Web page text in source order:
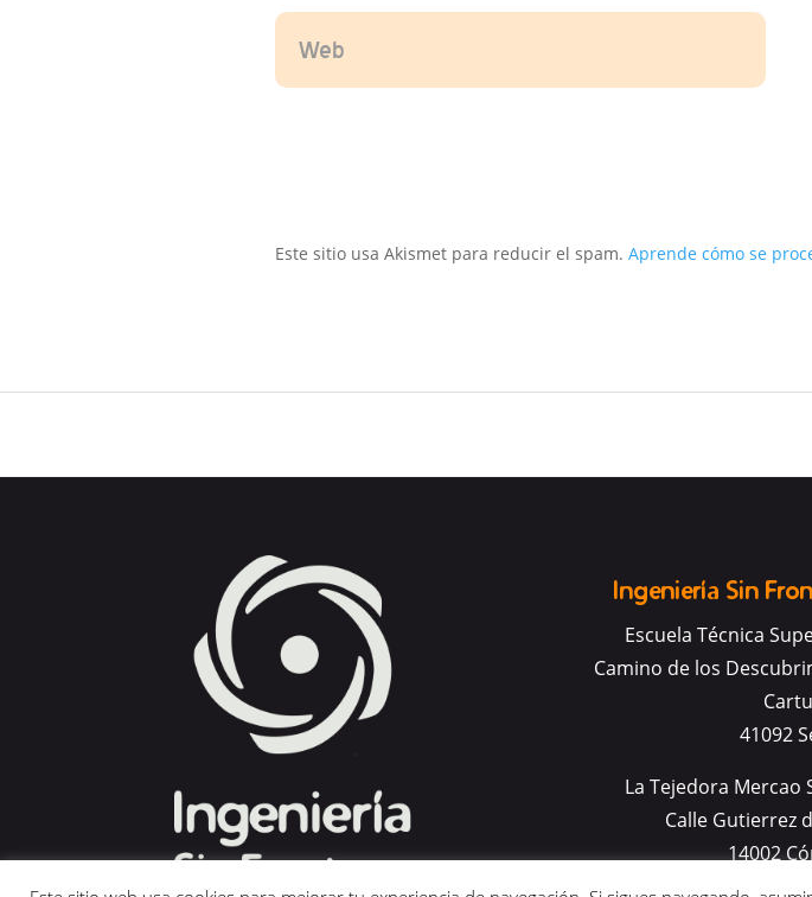
Este sitio usa Akismet para reducir el spam. Aprende cómo se
Ingeniería Sin
Escuela Técnica
Camino de los
41092
La Tejedora Mercao
Calle Gutierrez
14002